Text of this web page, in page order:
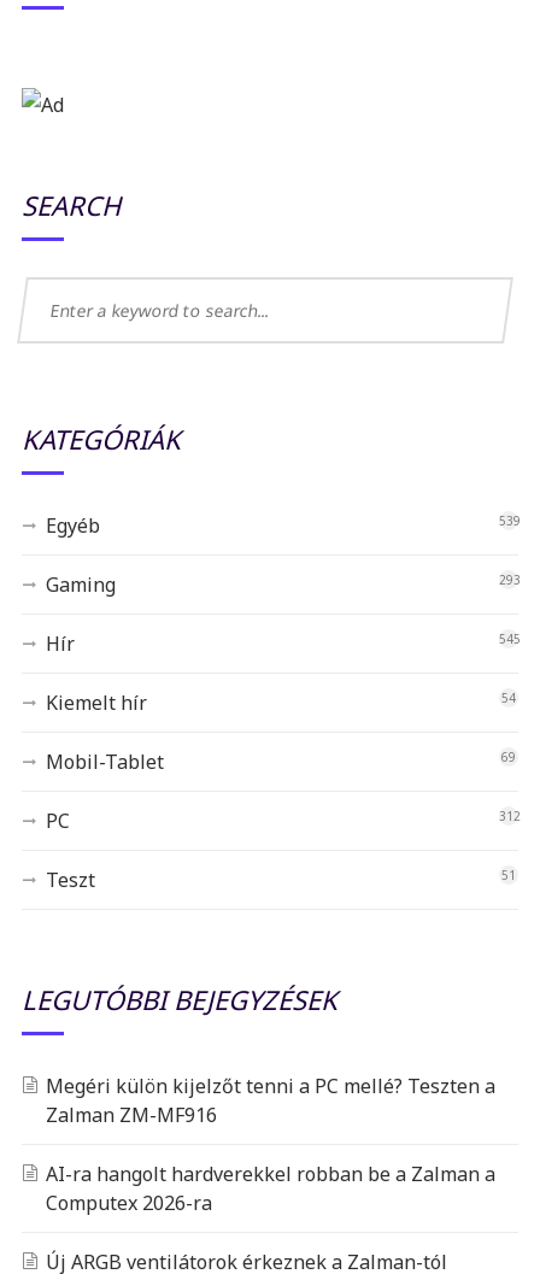
SEARCH
KATEGÓRIÁK
Egyéb 539
Gaming 293
Hír 545
Kiemelt hír 54
Mobil-Tablet 69
PC 312
Teszt 51
LEGUTÓBBI BEJEGYZÉSEK
Megéri külön kijelzőt tenni a PC mellé? Teszten a
Zalman ZM-MF916
AI-ra hangolt hardverekkel robban be a Zalman a
Computex 2026-ra
Új ARGB ventilátorok érkeznek a Zalman-tól